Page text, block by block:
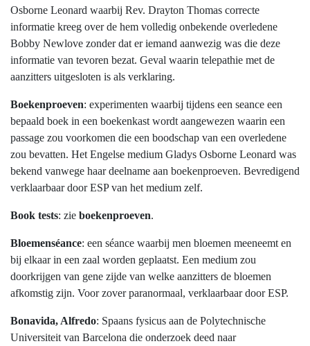
Osborne Leonard waarbij Rev. Drayton Thomas correcte
informatie kreeg over de hem volledig onbekende overledene
Bobby Newlove zonder dat er iemand aanwezig was die deze
informatie van tevoren bezat. Geval waarin telepathie met de
aanzitters uitgesloten is als verklaring.
Boekenproeven: experimenten waarbij tijdens een seance een
bepaald boek in een boekenkast wordt aangewezen waarin een
passage zou voorkomen die een boodschap van een overledene
zou bevatten. Het Engelse medium Gladys Osborne Leonard was
bekend vanwege haar deelname aan boekenproeven. Bevredigend
verklaarbaar door ESP van het medium zelf.
Book tests: zie boekenproeven.
Bloemenséance: een séance waarbij men bloemen meeneemt en
bij elkaar in een zaal worden geplaatst. Een medium zou
doorkrijgen van gene zijde van welke aanzitters de bloemen
afkomstig zijn. Voor zover paranormaal, verklaarbaar door ESP.
Bonavida, Alfredo: Spaans fysicus aan de Polytechnische
Universiteit van Barcelona die onderzoek deed naar